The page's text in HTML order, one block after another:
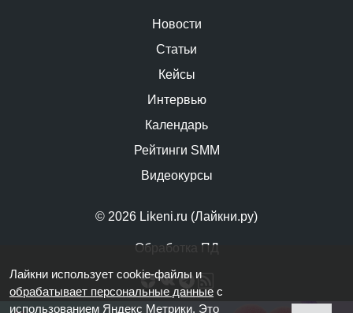
© 2026 Likeni.ru (Лайкни.ру)
Обработка ПД
Новости
Статьи
Кейсы
Интервью
Календарь
Рейтинги SMM
Видеокурсы
Лайкни использует cookie-файлы и
обрабатывает персональные данные с
использованием Яндекс Метрики. Это